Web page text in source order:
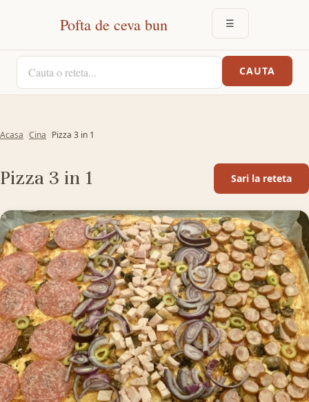
Pofta de ceva bun ☰DESCHIDE
CAUTA O RETETA
CAUTA
Acasa Cina Pizza 3 in 1
Pizza 3 in 1 Sari la reteta